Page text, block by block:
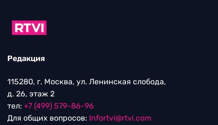
Редакция
115280, г. Москва, ул. Ленинская слобода,
д. 26, этаж 2
тел: +7 (499) 579-86-96
Для общих вопросов: Infortvi@rtvi.com